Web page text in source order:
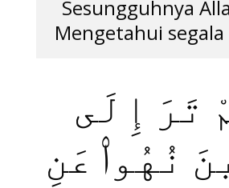
Sesungguhnya
Mengetahui
تَرَ إِلَى
نُهُوا۟ عَنِ